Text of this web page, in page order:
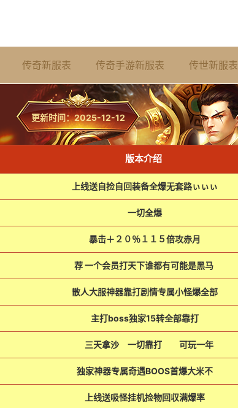
传奇新服表 传奇手游新服表 传世新服表
更新时间：2025-12-12
版本介绍
上线送自捡自回装备全爆无套路ぃぃぃ
一切全爆
暴击＋２０％１１５倍攻赤月
荐 一个会员打天下谁都有可能是黑马
散人大服神器靠打剧情专属小怪爆全部
主打boss独家15转全部靠打
三天拿沙 一切靠打 可玩一年
独家神器专属奇遇BOOS首爆大米不
上线送吸怪挂机捡物回収满爆率